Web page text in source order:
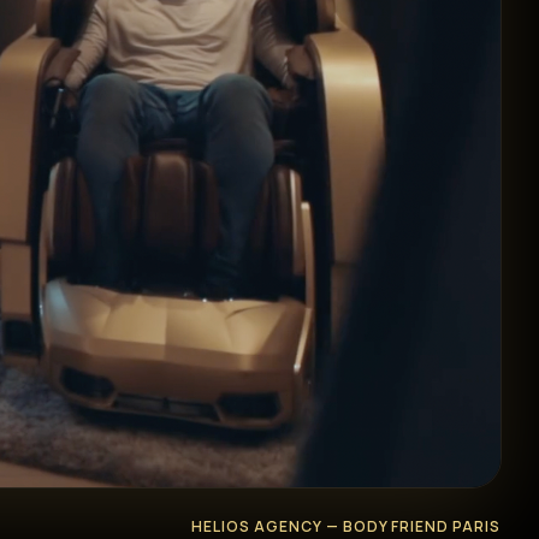
HELIOS AGENCY — BODY FRIEND PARIS